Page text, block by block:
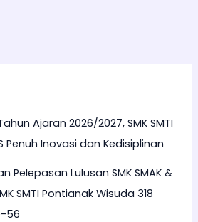
Ajaran 2026/2027, SMK SMTI
Penuh Inovasi dan Kedisiplinan
Pelepasan Lulusan SMK SMAK &
SMTI Pontianak Wisuda 318
56